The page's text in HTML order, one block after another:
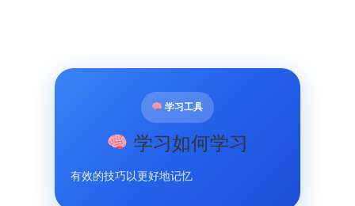
学习工具
学习如何学习
有效的技巧以更好地记忆